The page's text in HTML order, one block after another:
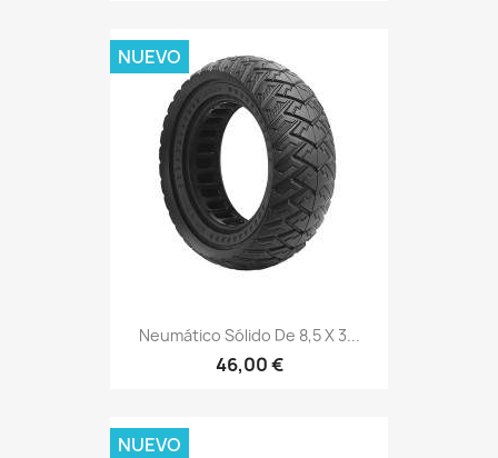
Neumático Sólido De 8,5 X 3...
46,00 €
NUEVO
NUEVO